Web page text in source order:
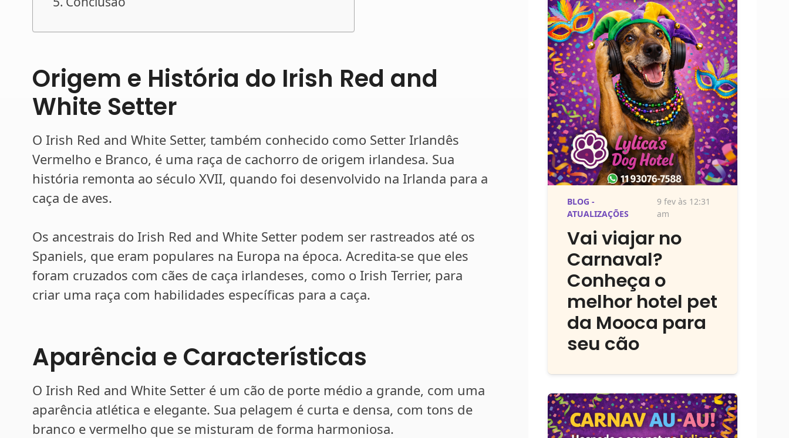
Origem e História do Irish Red and
White Setter
O Irish Red and White Setter, também conhecido como Setter Irlandês
Vermelho e Branco, é uma raça de cachorro de origem irlandesa. Sua
história remonta ao século XVII, quando foi desenvolvido na Irlanda para a
caça de aves.
Os ancestrais do Irish Red and White Setter podem ser rastreados até os
Spaniels, que eram populares na Europa na época. Acredita-se que eles
foram cruzados com cães de caça irlandeses, como o Irish Terrier, para
criar uma raça com habilidades específicas para a caça.
Aparência e Características
O Irish Red and White Setter é um cão de porte médio a grande, com uma
aparência atlética e elegante. Sua pelagem é curta e densa, com tons de
branco e vermelho que se misturam de forma harmoniosa.
BLOG -
ATUALIZAÇÕES
9 fev às 12:31
am
Vai viajar no
Carnaval?
Conheça o
melhor hotel pet
da Mooca para
seu cão